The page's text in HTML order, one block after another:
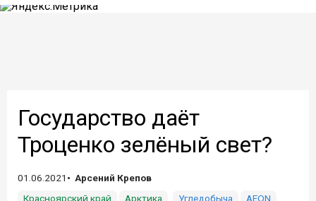
Государство даёт
Троценко зелёный свет?
01.06.2021
Арсений Крепов
Красноярский край
Арктика Угледобыча AEON